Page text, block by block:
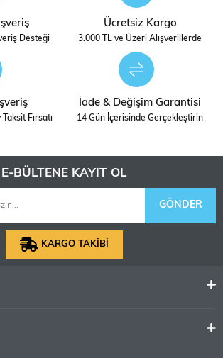
çeşitli olağanüstü modeller piyasaya
dönemlere ait zırhlı araç, piyade
ve diğer askeri araçların modellerini de
ve zırhlı araçların yanı sıra uçak,
gibi diğer alanlara da yöneldi. Ancak
askeri modeller olmaya devam ediyor.
Desteği
Ücretsiz Kargo
3.000 TL ve Üzeri Alışverillerde
Fırsatı
İade & Değişim Garantisi
14 Gün İçerisinde Gerçekleştirin
E-BÜLTENE KAYIT OL
GÖNDER
KARGO TAKİBİ